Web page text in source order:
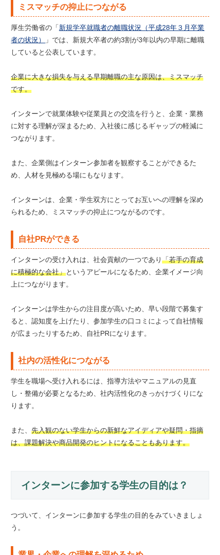
ミスマッチの抑止につながる
厚生労働省の「新規学卒就職者の離職状況（平成28年３月卒業
者の状況）
」では、新規大卒者の約3割が3年以内の早期に離職
していると公表しています。
企業に大きな損失を与える早期離職の主な原因は、ミスマッチ
です。
インターンで就業体験や従業員との交流を行うと、企業・業務
に対する理解が深まるため、入社後に感じるギャップの軽減に
つながります。
また、企業側はインターン参加者を観察することができるた
め、人材を見極める場にもなります。
インターンは、企業・学生双方にとってお互いへの理解を深め
られるため、ミスマッチの抑止につながるのです。
自社PRができる
インターンの受け入れは、社会貢献の一つであり「若手の育成
に積極的な会社」というアピールになるため、企業イメージ向
上につながります。
インターンは学生からの注目度が高いため、早い段階で募集す
ると、認知度を上げたり、参加学生の口コミによって自社情報
が広まったりするため、自社PRになります。
社内の活性化につながる
学生を職場へ受け入れるには、指導方法やマニュアルの見直
し・整備が必要となるため、社内活性化のきっかけづくりにな
ります。
また、先入観のない学生からの新鮮なアイディアや疑問・指摘
は、課題解決や商品開発のヒントになることもあります。
インターンに参加する学生の目的は？
つづいて、インターンに参加する学生の目的をみていきましょ
う。